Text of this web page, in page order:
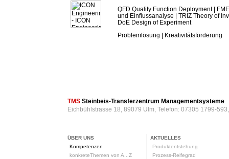
QFD Quality Function Deployment |
und Einflussanalyse | TRIZ Theory of
DoE Design of Experiment
Problemlösung | Kreativitätsförderung
TMS Steinbeis-Transferzentrum Managementsysteme
Eichbühlstrasse 18, 89079 Ulm, Telefon: 07305 1799-
ÜBER UNS
Kompetenzen
konkreteThemen von A...Z
AKTUELLES
Produktentstehung
Prozess-Reifegrad